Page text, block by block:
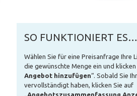
SO FUNKTIONIERT ES…
Wählen Sie für eine Preisanfrage Ihre
die gewünschte Menge ein und klicken
Angebot hinzufügen“. Sobald Sie
vervollständigt haben, klicken Sie auf
„Angebotszusammenfassung